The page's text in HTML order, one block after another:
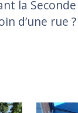
la
d’une rue ?
Image